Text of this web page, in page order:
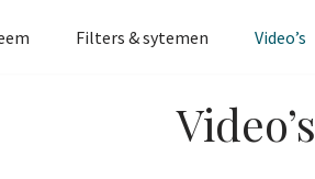
Filters & sytemen Video’s
Video’s